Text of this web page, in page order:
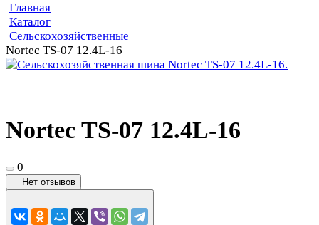
Главная
Каталог
Сельскохозяйственные
Nortec TS-07 12.4L-16
Nortec TS-07 12.4L-16
0
Нет отзывов